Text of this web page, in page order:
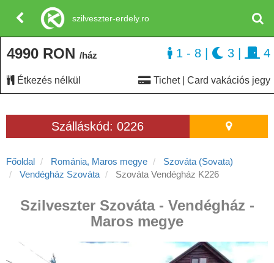
Szálláskód: 0226
Főoldal Románia, Maros megye
Szováta (Sovata)
Vendégház Szováta
Szováta Vendégház K226
Szilveszter Szováta - Vendégház -
Maros megye
4990 RON /ház
Étkezés nélkül Tichet | Card vakációs jegy
1 - 8 3 4
szilveszter-erdely.ro